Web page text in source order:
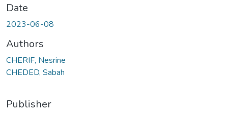
Date
2023-06-08
Authors
CHERIF, Nesrine
CHEDED, Sabah
Publisher